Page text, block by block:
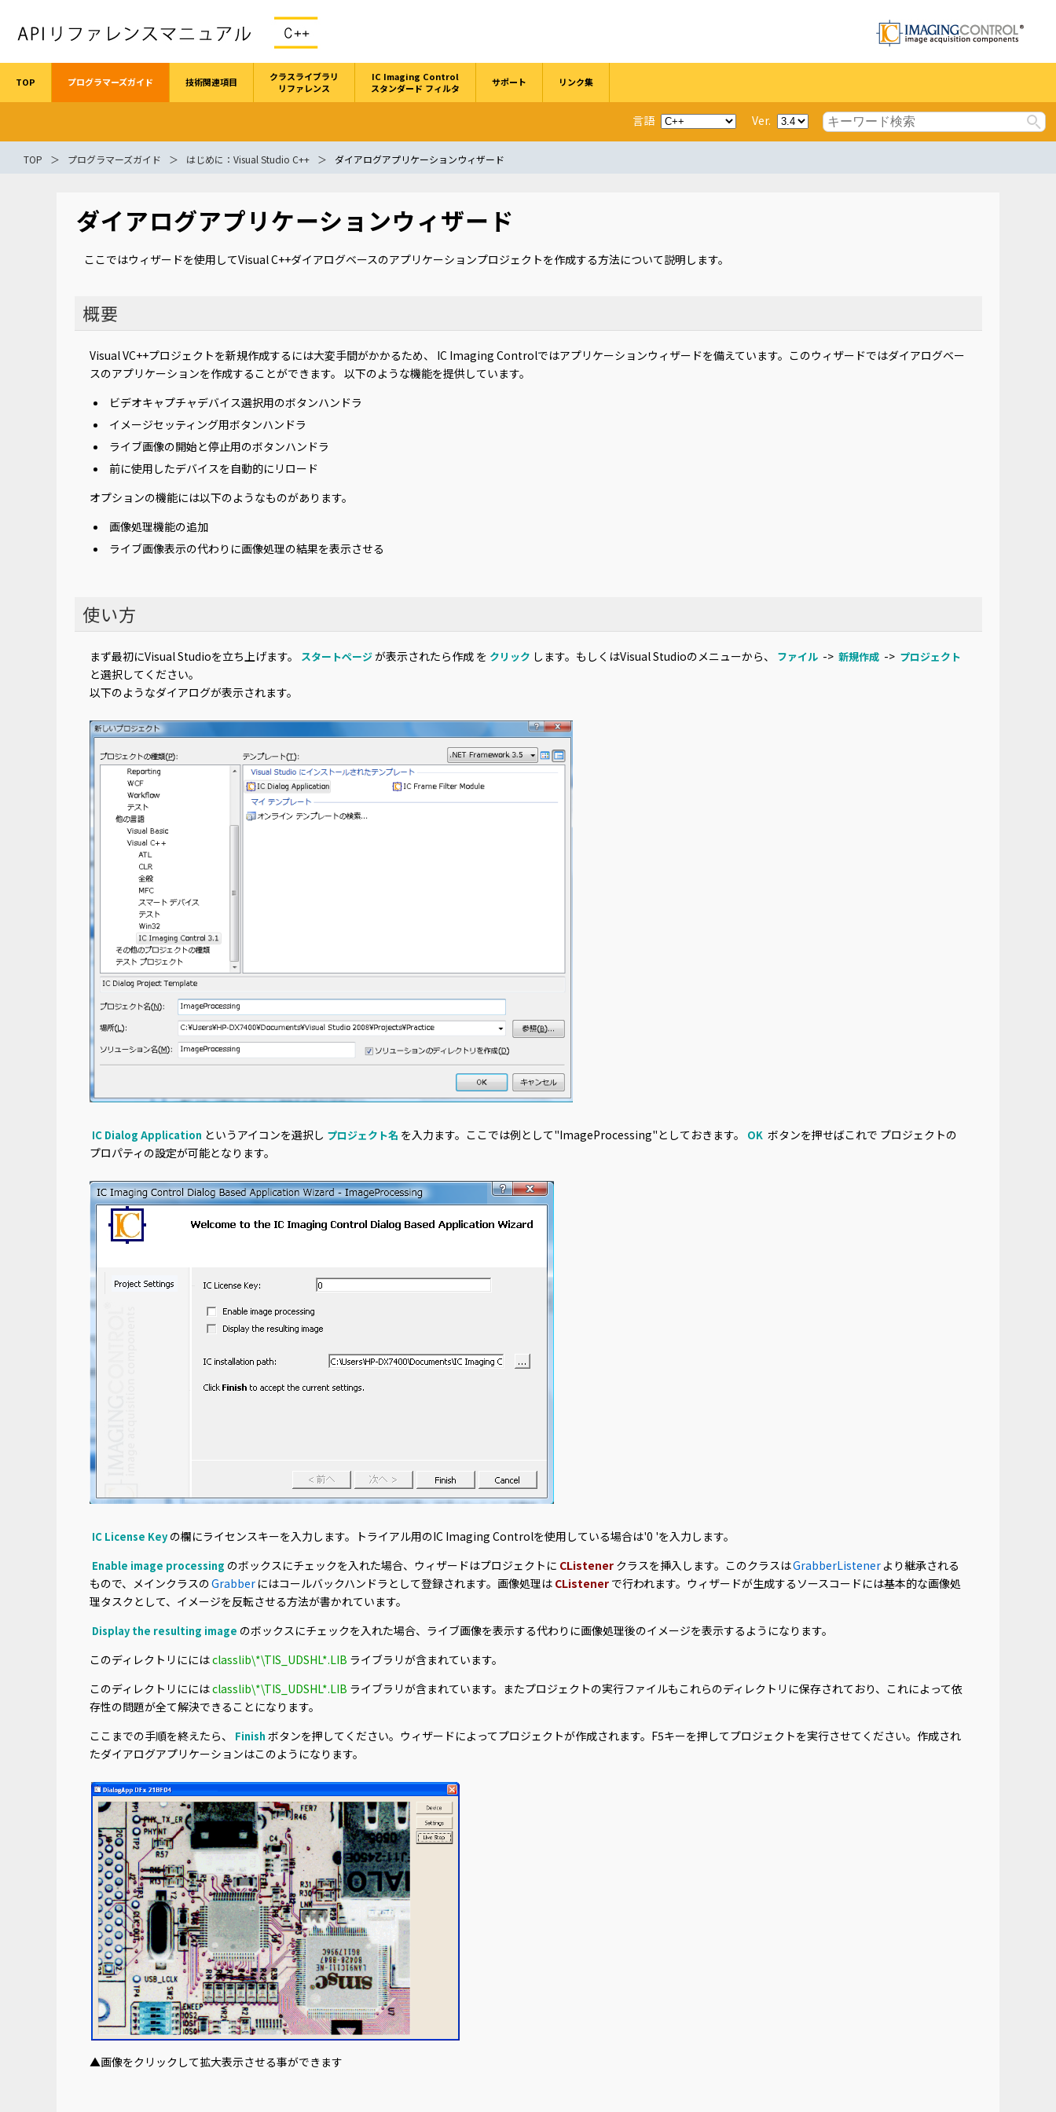
TOP プログラマーズガイド 技術関連項目
クラスライブラリ
リファレンス
IC Imaging Control
スタンダード フィルタ
サポート リンク集
Ver.
言語
TOP プログラマーズガイド はじめに：Visual Studio C++ ダイアログアプリケーションウィザード
ダイアログアプリケーションウィザード
ここではウィザードを使用してVisual C++ダイアログベースのアプリケーションプロジェクトを作成する方法について説明します。
概要
Visual VC++プロジェクトを新規作成するには大変手間がかかるため、 IC Imaging Controlではアプリケーションウィザードを備えています。このウィザードではダイアログベー
スのアプリケーションを作成することができます。 以下のような機能を提供しています。
ビデオキャプチャデバイス選択用のボタンハンドラ
イメージセッティング用ボタンハンドラ
ライブ画像の開始と停止用のボタンハンドラ
前に使用したデバイスを自動的にリロード
オプションの機能には以下のようなものがあります。
画像処理機能の追加
ライブ画像表示の代わりに画像処理の結果を表示させる
使い方
まず最初にVisual Studioを立ち上げます。 スタートページが表示されたら作成 を クリック します。もしくはVisual Studioのメニューから、 ファイル -> 新規作成 -> プロジェクト
と選択してください。
以下のようなダイアログが表示されます。
IC Dialog Application というアイコンを選択し プロジェクト名 を入力ます。ここでは例として"ImageProcessing"としておきます。 OK ボタンを押せばこれで プロジェクトの
プロパティの設定が可能となります。
IC License Key の欄にライセンスキーを入力します。トライアル用のIC Imaging Controlを使用している場合は'0 'を入力します。
Enable image processing のボックスにチェックを入れた場合、ウィザードはプロジェクトに CListener クラスを挿入します。このクラスはGrabberListener より継承される
もので、メインクラスのGrabber にはコールバックハンドラとして登録されます。画像処理は CListener で行われます。ウィザードが生成するソースコードには基本的な画像処
理タスクとして、イメージを反転させる方法が書かれています。
Display the resulting image のボックスにチェックを入れた場合、ライブ画像を表示する代わりに画像処理後のイメージを表示するようになります。
このディレクトリににはclasslib\*\TIS_UDSHL*.LIB ライブラリが含まれています。
このディレクトリににはclasslib\*\TIS_UDSHL*.LIB ライブラリが含まれています。またプロジェクトの実行ファイルもこれらのディレクトリに保存されており、これによって依
存性の問題が全て解決できることになります。
ここまでの手順を終えたら、
Finish ボタンを押してください。ウィザードによってプロジェクトが作成されます。F5キーを押してプロジェクトを実行させてください。作成され
たダイアログアプリケーションはこのようになります。
▲画像をクリックして拡大表示させる事ができます